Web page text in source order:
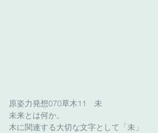
原姿力発想070草木11　未
未来とは何か。
木に関連する大切な文字として「未」